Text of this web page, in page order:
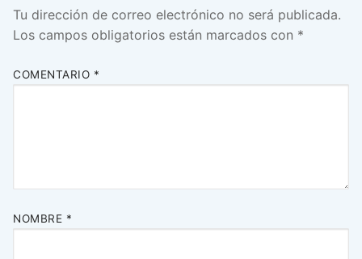
Tu dirección de correo electrónico no será publicada.
Los campos obligatorios están marcados con *
COMENTARIO *
NOMBRE *